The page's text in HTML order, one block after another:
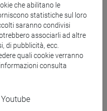
- Laurea
che abilitano le
statistiche sul loro
saranno condivisi
associarli ad altre
di pubblicità, ecc.
quali cookie verranno
consulta